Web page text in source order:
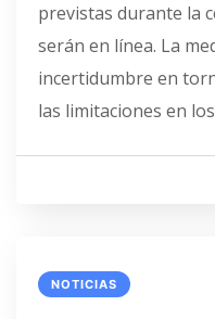
previstas durante la
serán en línea. La
incertidumbre en
las limitaciones en
NOTICIAS